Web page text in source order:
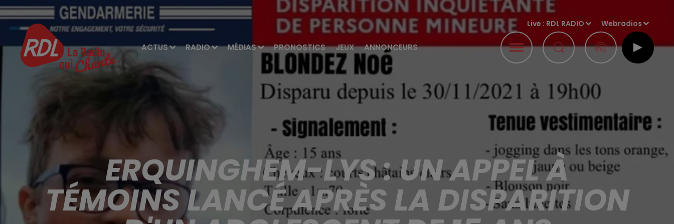
ACTUS RADIO MÉDIAS PRONOSTICS JEUX ANNONCEURS
Live : RDL RADIO Webradios
ERQUINGHEM-LYS : UN APPEL À
TÉMOINS LANCÉ APRÈS LA DISPARITION